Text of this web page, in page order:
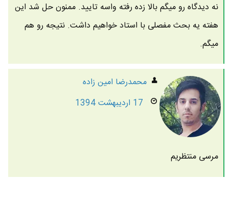
نه دیدگاه رو میگم بالا زده رفته واسه تایید. ممنون حل شد این
هفته یه بحث مفصلی با استاد خواهیم داشت. نتیجه رو هم
میگم.
محمدرضا امين زاده
17 اردیبهشت 1394
مرسی منتظریم